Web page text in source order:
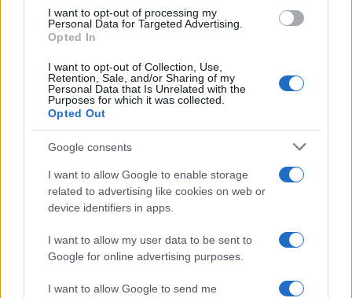
I want to opt-out of processing my
Personal Data for Targeted Advertising.
Opted In
I want to opt-out of Collection, Use,
Retention, Sale, and/or Sharing of my
Personal Data that Is Unrelated with the
Purposes for which it was collected.
Opted Out
Google consents
I want to allow Google to enable storage
related to advertising like cookies on web or
device identifiers in apps.
I want to allow my user data to be sent to
Google for online advertising purposes.
I want to allow Google to send me
Σχόλια
του ιού του Δυτικού Νείλου
με κρούσματα στην Αττική
- «Καμπανάκι» από τον
για την προστασία της
δημόσιας υγείας
Κρήτη: Τουρίστας
πόσο να πληρώσει
επιχείρησης